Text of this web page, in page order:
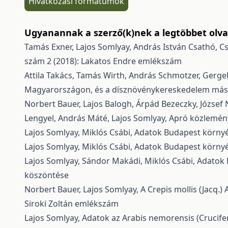
Ugyanannak a szerző(k)nek a legtöbbet
Tamás Exner, Lajos Somlyay, András István
szám 2 (2018): Lakatos Endre emlékszám
Attila Takács, Tamás Wirth, András Schmotzer,
Magyarországon, és a dísznövénykereskedelem
Norbert Bauer, Lajos Balogh, Árpád Bezeczky,
Lengyel, András Máté, Lajos Somlyay, Apró
Lajos Somlyay, Miklós Csábi, Adatok Budapest
Lajos Somlyay, Miklós Csábi, Adatok Budapest
Lajos Somlyay, Sándor Makádi, Miklós Csábi, Adatok
köszöntése
Norbert Bauer, Lajos Somlyay, A Crepis mollis
Siroki Zoltán emlékszám
Lajos Somlyay, Adatok az Arabis nemorensis